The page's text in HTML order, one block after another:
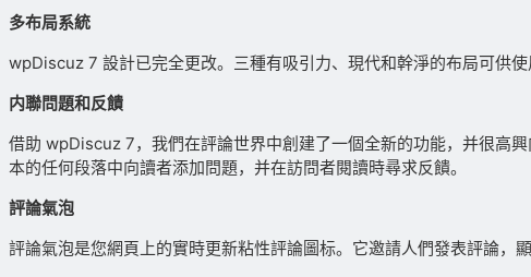
多布局系統
wpDiscuz 7 設計已完全更改。三種有吸引力、現代和幹淨的布局可供
内聯問題和反饋
借助 wpDiscuz 7，我們在評論世界中創建了一個全新的功能，并很高
本的任何段落中向讀者添加問題，并在訪問者閱讀時尋求反饋。
評論氣泡
評論氣泡是您網頁上的實時更新粘性評論圖标。它邀請人們發表評論，